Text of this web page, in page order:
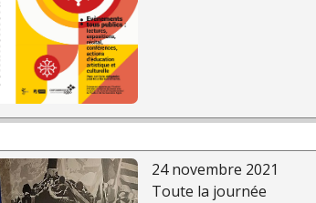
24 novembre 2021
Toute la journée